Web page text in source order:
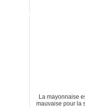
La mayonnaise
mauvaise pour la